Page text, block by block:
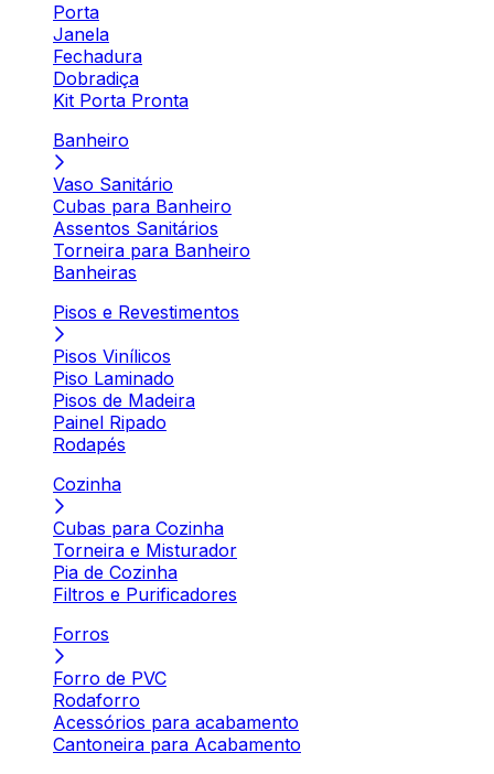
Porta
Janela
Fechadura
Dobradiça
Kit Porta Pronta
Banheiro
Vaso Sanitário
Cubas para Banheiro
Assentos Sanitários
Torneira para Banheiro
Banheiras
Pisos e Revestimentos
Pisos Vinílicos
Piso Laminado
Pisos de Madeira
Painel Ripado
Rodapés
Cozinha
Cubas para Cozinha
Torneira e Misturador
Pia de Cozinha
Filtros e Purificadores
Forros
Forro de PVC
Rodaforro
Acessórios para acabamento
Cantoneira para Acabamento